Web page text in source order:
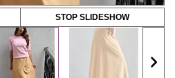
STOP SLIDESHOW